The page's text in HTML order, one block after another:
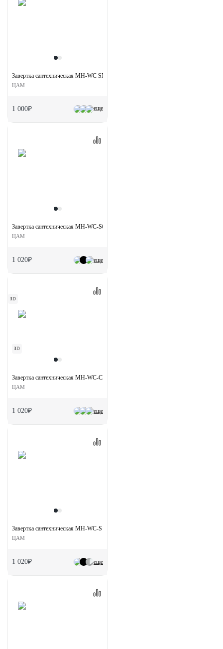
еще
Завертка сантехническая MH-WC SN/CP на круглой розетке цвет бел. никель/хром
ЦАМ
1 000₽
еще
Завертка сантехническая MH-WC-S6 SC на квадратной розетке цвет матовый хром
ЦАМ
1 020₽
3D
3D
еще
Завертка сантехническая MH-WC-CLASSIC OMB на круглой розетке цвет старая
ЦАМ
1 020₽
еще
Завертка сантехническая MH-WC-S COF на квадратной розетке цвет кофе
ЦАМ
1 020₽